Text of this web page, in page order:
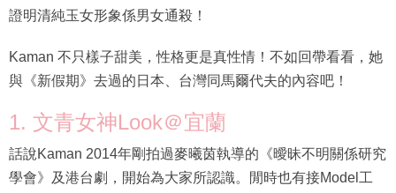
證明清純玉女形象係男女通殺！
Kaman 不只樣子甜美，性格更是真性情！不如回帶看看，她
與《新假期》去過的日本、台灣同馬爾代夫的內容吧！
1. 文青女神Look＠宜蘭
話說Kaman 2014年剛拍過麥曦茵執導的《曖昧不明關係研究
學會》及港台劇，開始為大家所認識。閒時也有接Model工